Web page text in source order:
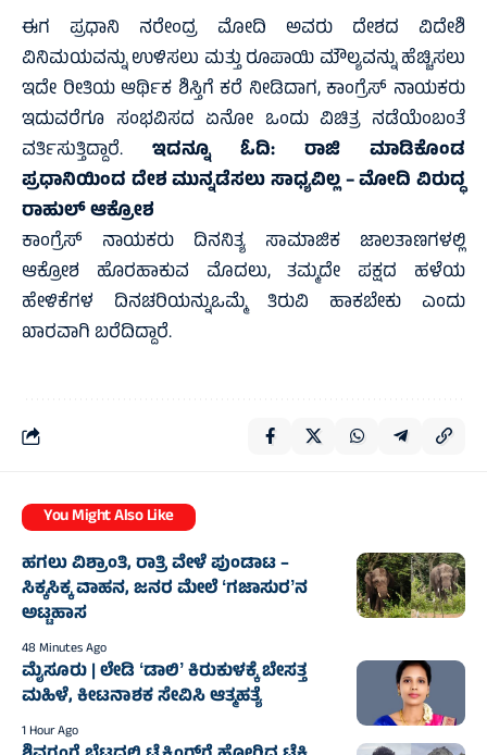
ಈಗ ಪ್ರಧಾನಿ ನರೇಂದ್ರ ಮೋದಿ ಅವರು ದೇಶದ ವಿದೇಶಿ
ವಿನಿಮಯವನ್ನು ಉಳಿಸಲು ಮತ್ತು ರೂಪಾಯಿ ಮೌಲ್ಯವನ್ನು ಹೆಚ್ಚಿಸಲು
ಇದೇ ರೀತಿಯ ಆರ್ಥಿಕ ಶಿಸ್ತಿಗೆ ಕರೆ ನೀಡಿದಾಗ, ಕಾಂಗ್ರೆಸ್ ನಾಯಕರು
ಇದುವರೆಗೂ ಸಂಭವಿಸದ ಏನೋ ಒಂದು ವಿಚಿತ್ರ ನಡೆಯೆಂಬಂತೆ
ವರ್ತಿಸುತ್ತಿದ್ದಾರೆ. ಇದನ್ನೂ ಓದಿ: ರಾಜಿ ಮಾಡಿಕೊಂಡ
ಪ್ರಧಾನಿಯಿಂದ ದೇಶ ಮುನ್ನಡೆಸಲು ಸಾಧ್ಯವಿಲ್ಲ‌ – ಮೋದಿ ವಿರುದ್ಧ
ರಾಹುಲ್‌ ಆಕ್ರೋಶ
ಕಾಂಗ್ರೆಸ್ ನಾಯಕರು ದಿನನಿತ್ಯ ಸಾಮಾಜಿಕ ಜಾಲತಾಣಗಳಲ್ಲಿ
ಆಕ್ರೋಶ ಹೊರಹಾಕುವ ಮೊದಲು, ತಮ್ಮದೇ ಪಕ್ಷದ ಹಳೆಯ
ಹೇಳಿಕೆಗಳ ದಿನಚರಿಯನ್ನುಒಮ್ಮೆ ತಿರುವಿ ಹಾಕಬೇಕು ಎಂದು
ಖಾರವಾಗಿ ಬರೆದಿದ್ದಾರೆ.
You Might Also Like
ಹಗಲು ವಿಶ್ರಾಂತಿ, ರಾತ್ರಿ ವೇಳೆ ಪುಂಡಾಟ –
ಸಿಕ್ಕಸಿಕ್ಕ ವಾಹನ, ಜನರ ಮೇಲೆ ʻಗಜಾಸುರʼನ
ಅಟ್ಟಹಾಸ
48 Minutes Ago
ಮೈಸೂರು | ಲೇಡಿ ʻಡಾಲಿʼ ಕಿರುಕುಳಕ್ಕೆ ಬೇಸತ್ತ
ಮಹಿಳೆ, ಕೀಟನಾಶಕ ಸೇವಿಸಿ ಆತ್ಮಹತ್ಯೆ
1 Hour Ago